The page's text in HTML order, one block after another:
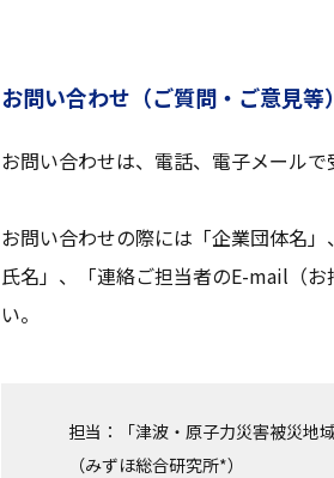
お問い合わせ（ご質問・ご意見等）
お問い合わせは、電話、電子メールで
お問い合わせの際には「企業団体名
氏名」、「連絡ご担当者のE-mail（
い。
担当：「津波・原子力災害被災地
（みずほ総合研究所*）